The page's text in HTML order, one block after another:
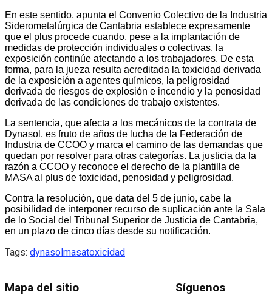
En este sentido, apunta el Convenio Colectivo de la Industria
Siderometalúrgica de Cantabria establece expresamente
que el plus procede cuando, pese a la implantación de
medidas de protección individuales o colectivas, la
exposición continúe afectando a los trabajadores. De esta
forma, para la jueza resulta acreditada la toxicidad derivada
de la exposición a agentes químicos, la peligrosidad
derivada de riesgos de explosión e incendio y la penosidad
derivada de las condiciones de trabajo existentes.
La sentencia, que afecta a los mecánicos de la contrata de
Dynasol, es fruto de años de lucha de la Federación de
Industria de CCOO y marca el camino de las demandas que
quedan por resolver para otras categorías. La justicia da la
razón a CCOO y reconoce el derecho de la plantilla de
MASA al plus de toxicidad, penosidad y peligrosidad.
Contra la resolución, que data del 5 de junio, cabe la
posibilidad de interponer recurso de suplicación ante la Sala
de lo Social del Tribunal Superior de Justicia de Cantabria,
en un plazo de cinco días desde su notificación.
Tags: dynasolmasatoxicidad
Mapa del sitio Síguenos